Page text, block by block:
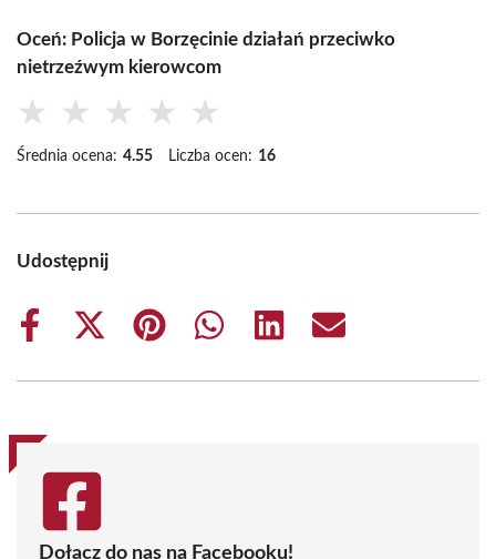
Oceń: Policja w Borzęcinie działań przeciwko
nietrzeźwym kierowcom
★ ★ ★ ★ ★
Średnia ocena: 4.55 Liczba ocen: 16
Udostępnij
Share
Share
(Twitter)
Share
Share
Share
Share
Dołącz do nas na Facebooku!